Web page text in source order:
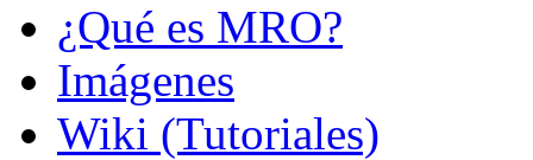
¿Qué es MRO?
Imágenes
Wiki (Tutoriales)